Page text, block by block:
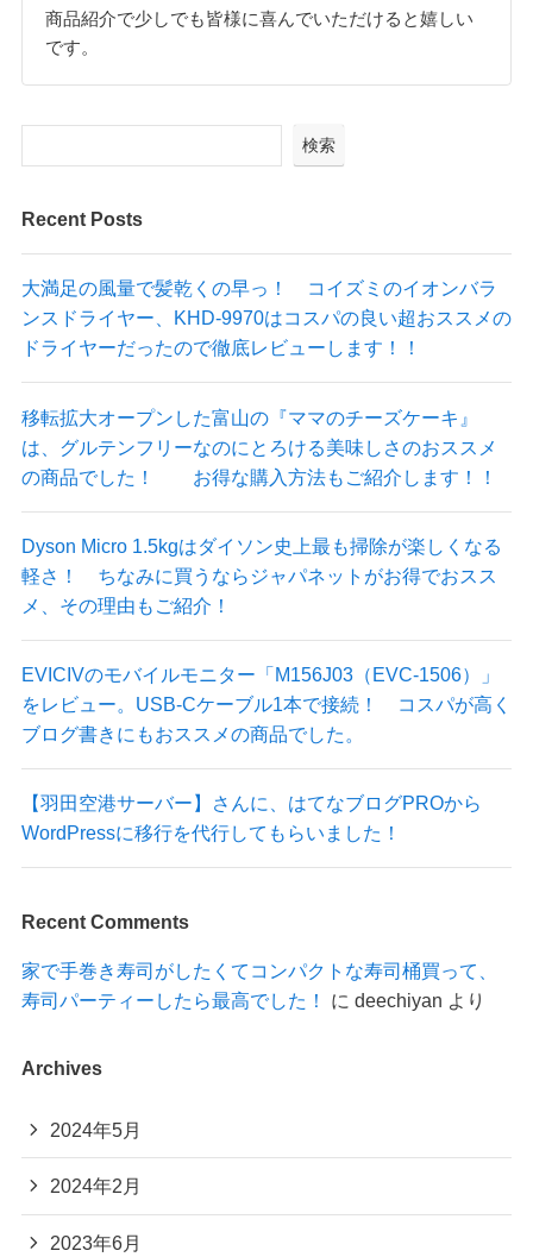
商品紹介で少しでも皆様に喜んでいただけると嬉しい
です。
検索
Recent Posts
大満足の風量で髪乾くの早っ！ コイズミのイオンバラ
ンスドライヤー、KHD-9970はコスパの良い超おススメの
ドライヤーだったので徹底レビューします！！
移転拡大オープンした富山の『ママのチーズケーキ』
は、グルテンフリーなのにとろける美味しさのおススメ
の商品でした！ お得な購入方法もご紹介します！！
Dyson Micro 1.5kgはダイソン史上最も掃除が楽しくなる
軽さ！ ちなみに買うならジャパネットがお得でおスス
メ、その理由もご紹介！
EVICIVのモバイルモニター「M156J03（EVC-1506）」
をレビュー。USB-Cケーブル1本で接続！ コスパが高く
ブログ書きにもおススメの商品でした。
【羽田空港サーバー】さんに、はてなブログPROから
WordPressに移行を代行してもらいました！
Recent Comments
家で手巻き寿司がしたくてコンパクトな寿司桶買って、
寿司パーティーしたら最高でした！
に deechiyan より
Archives
2024年5月
2024年2月
2023年6月